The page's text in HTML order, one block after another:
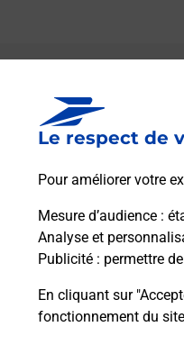
Le respect de
Pour améliorer votre
Mesure d’audience :
Analyse et
Publicité : permettre
En cliquant sur
fonctionnement du
Boîte aux
Collecte du
3558 Route Du
Itinéraire